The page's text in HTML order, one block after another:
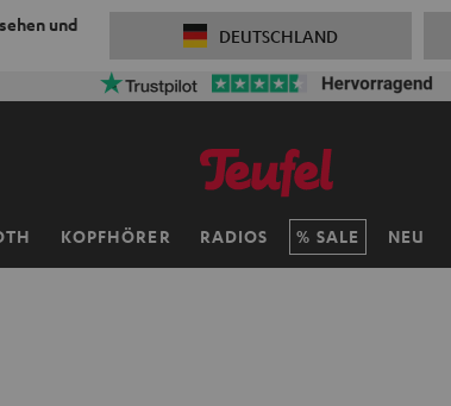
und
DEUTSCHLAND
KOPFHÖRER RADIOS SALE NEU